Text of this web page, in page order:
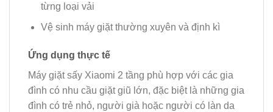
từng loại vải
Vệ sinh máy giặt thường xuyên và định kì
Ứng dụng thực tế
Máy giặt sấy Xiaomi 2 tầng phù hợp với các gia
đình có nhu cầu giặt giũ lớn, đặc biệt là những gia
đình có trẻ nhỏ, người già hoặc người có làn da